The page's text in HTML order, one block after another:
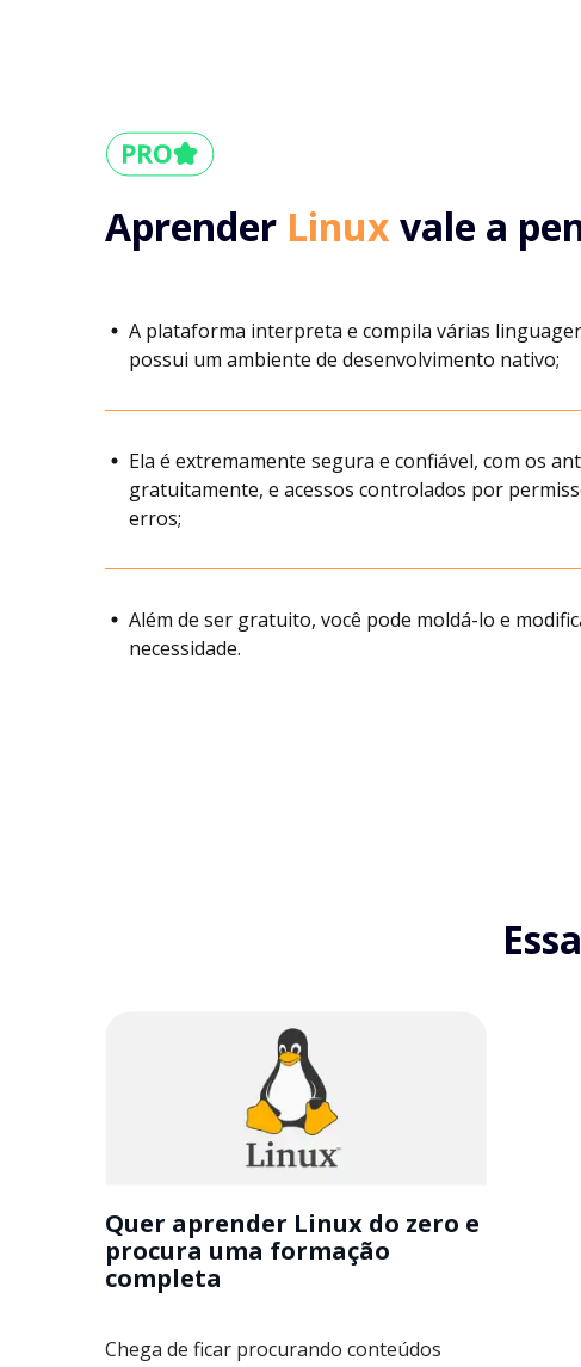
Aprender Linux vale a
A plataforma interpreta e compila várias
possui um ambiente de desenvolvimento nativo;
Ela é extremamente segura e confiável, com os
gratuitamente, e acessos controlados por
erros;
Além de ser gratuito, você pode moldá-lo e
necessidade.
Quer aprender Linux do zero e
procura uma formação
completa
Chega de ficar procurando conteúdos